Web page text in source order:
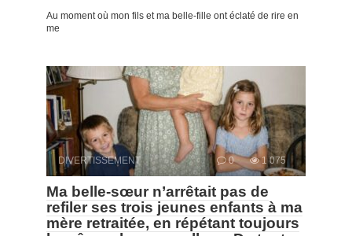
Au moment où mon fils et ma belle-fille ont éclaté de rire en
me
DIVERTISSEMENT 0 1 075
Ma belle-sœur n’arrêtait pas de
refiler ses trois jeunes enfants à ma
mère retraitée, en répétant toujours